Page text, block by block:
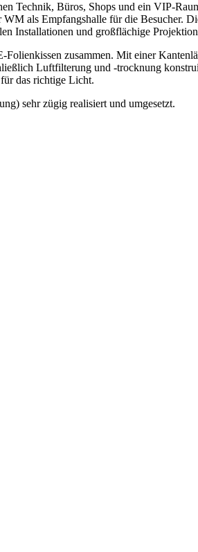
Technik, Büros, Shops und ein VIP-
als Empfangshalle für die Besucher.
Installationen und großflächige
zusammen. Mit einer
Luftfilterung und -trocknung
das richtige Licht.
sehr zügig realisiert und umgesetzt.